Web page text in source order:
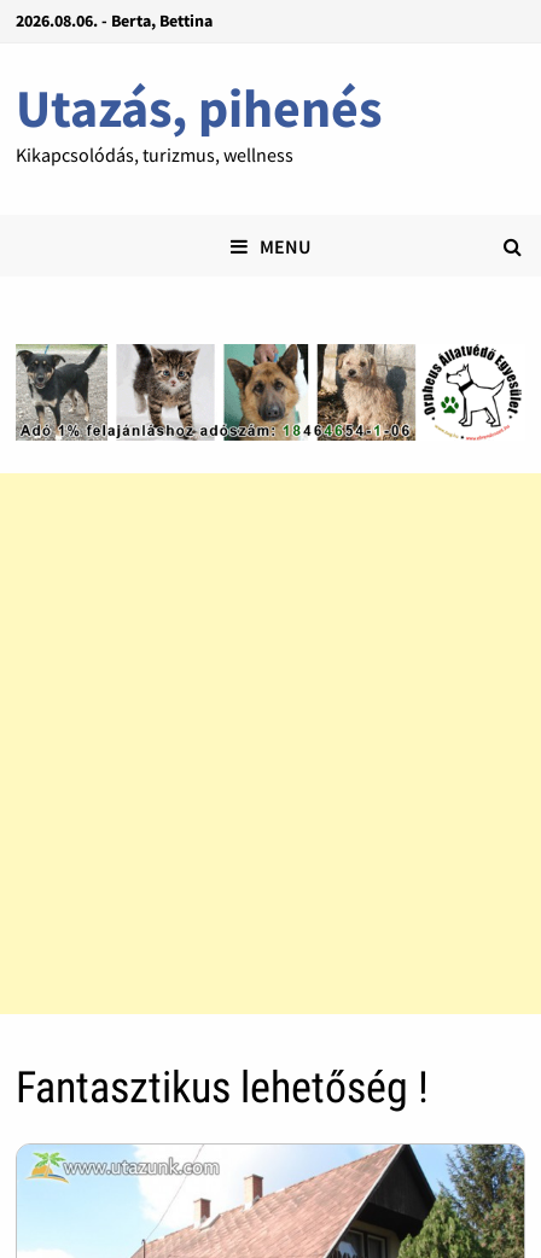
2026.08.06. - Berta, Bettina
Utazás, pihenés
Kikapcsolódás, turizmus, wellness
MENU
Fantasztikus lehetőség !